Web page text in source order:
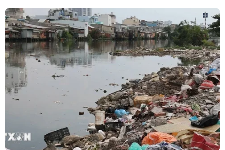
trí số 1 khu vực Đông Nam Á.
Đã thành truyền thống, cứ vào dịp cuối năm,
ngành Thể dục thể thao và giới báo chí lại cùng
nhau hướng về một sự kiện chung: “Cuộc bầu
chọn vận động viên, huấn luyện viên tiêu biểu
toàn quốc.”
Đây là sự kiện do Báo Thể thao Việt Nam khởi
xướng, tổ chức lần đầu tiên vào năm 1978 nhằm